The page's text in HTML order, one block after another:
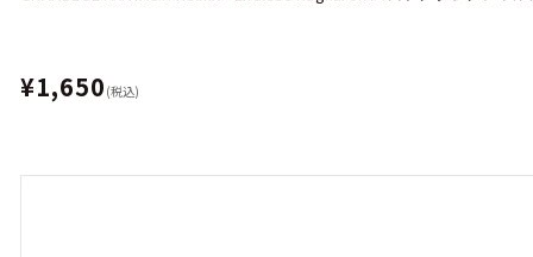
¥1,650 (税込)